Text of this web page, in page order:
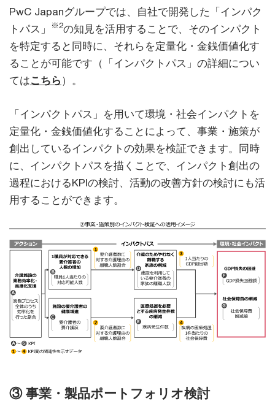
PwC Japanグループでは、自社で開発した「インパク
トパス」
※2の知見を活用することで、そのインパクト
を特定すると同時に、それらを定量化・金銭価値化す
ることが可能です（「インパクトパス」の詳細につい
てはこちら ）。
「インパクトパス」を用いて環境・社会インパクトを
定量化・金銭価値化することによって、事業・施策が
創出しているインパクトの効果を検証できます。同時
に、インパクトパスを描くことで、インパクト創出の
過程におけるKPIの検討、活動の改善方針の検討にも活
用することができます。
③ 事業・製品ポートフォリオ検討